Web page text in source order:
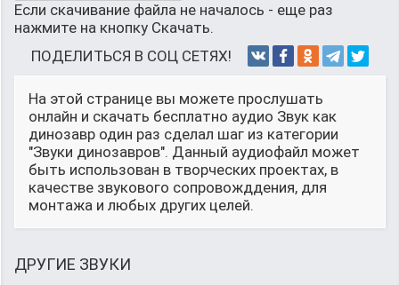
Если скачивание файла не началось - еще раз
нажмите на кнопку Скачать.
ПОДЕЛИТЬСЯ В СОЦ СЕТЯХ!
На этой странице вы можете прослушать
онлайн и скачать бесплатно аудио Звук как
динозавр один раз сделал шаг из категории
"Звуки динозавров". Данный аудиофайл может
быть использован в творческих проектах, в
качестве звукового сопровожддения, для
монтажа и любых других целей.
ДРУГИЕ ЗВУКИ